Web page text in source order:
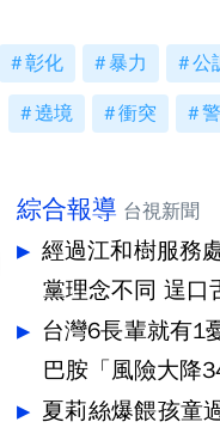
彰化 暴力 公
遶境 衝突
綜合報導 台視新聞
經過江和樹服務
黨理念不同 逞口
台灣6長輩就有1
巴胺「風險大降
夏莉絲爆餵孩童